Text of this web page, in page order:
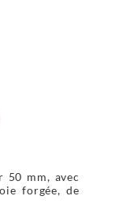
50 mm, avec
forgée, de